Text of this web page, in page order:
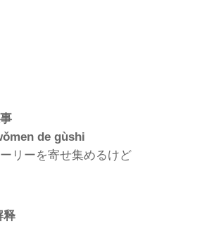
de gùshi
リーを寄せ集めるけど
释